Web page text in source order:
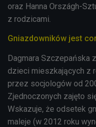
oraz Hanna Országh-
z rodzicami.
Gniazdowników jest
Dagmara Szczepańska
dzieci mieszkających z
przez socjologów od
Zjednoczonych zajęto
Wskazuje, że odsetek
maleje (w 2012 roku